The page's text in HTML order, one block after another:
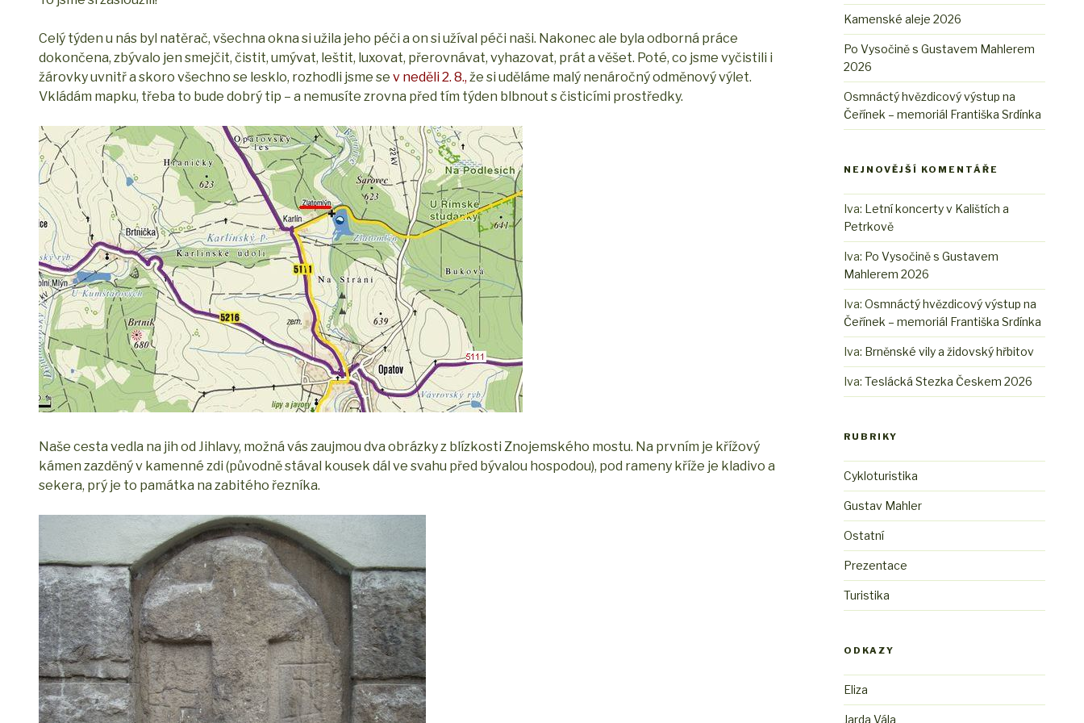
Celý týden u nás byl natěrač, všechna okna si užila jeho péči a on si užíval péči naši. Nakonec ale byla odborná práce
dokončena, zbývalo jen smejčit, čistit, umývat, leštit, luxovat, přerovnávat, vyhazovat, prát a věšet. Poté, co jsme vyčistili i
žárovky uvnitř a skoro všechno se lesklo, rozhodli jsme se v neděli 2. 8., že si uděláme malý nenáročný odměnový výlet.
Vkládám mapku, třeba to bude dobrý tip – a nemusíte zrovna před tím týden blbnout s čisticími prostředky.
Naše cesta vedla na jih od Jihlavy, možná vás zaujmou dva obrázky z blízkosti Znojemského mostu. Na prvním je křížový
kámen zazděný v kamenné zdi (původně stával kousek dál ve svahu před bývalou hospodou), pod rameny kříže je kladivo a
sekera, prý je to památka na zabitého řezníka.
Kamenské aleje 2026
Po Vysočině s Gustavem Mahlerem
2026
Osmnáctý hvězdicový výstup na
Čeřínek – memoriál Františka Srdínka
NEJNOVĚJŠÍ KOMENTÁŘE
Iva: Letní koncerty v Kalištích a
Petrkově
Iva: Po Vysočině s Gustavem
Mahlerem 2026
Iva:Osmnáctý hvězdicový výstup na
Čeřínek – memoriál Františka Srdínka
Iva: Brněnské vily a židovský hřbitov
Iva:Teslácká Stezka Českem 2026
RUBRIKY
Cykloturistika
Gustav Mahler
Ostatní
Prezentace
Turistika
ODKAZY
Eliza
Jarda Vála